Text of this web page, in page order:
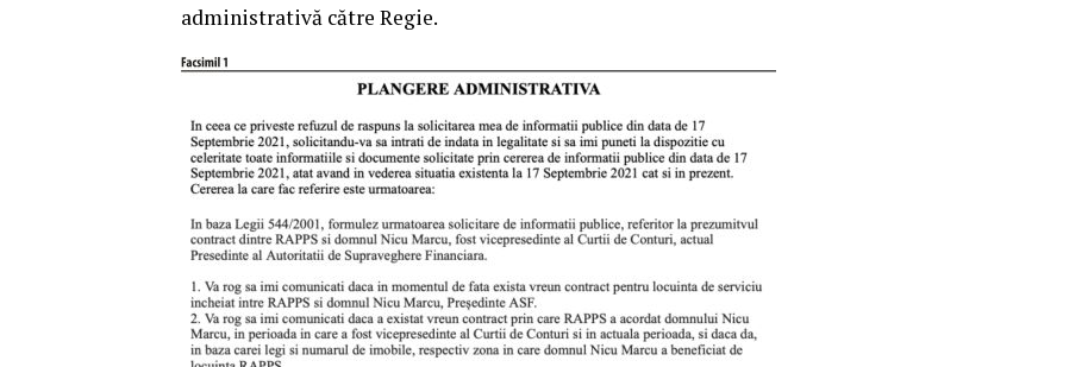
administrativă către Regie.